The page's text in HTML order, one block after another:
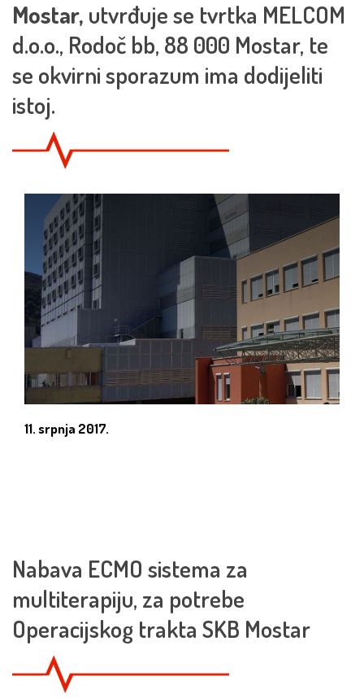
Mostar, utvrđuje se tvrtka MELCOM
d.o.o., Rodoč bb, 88 000 Mostar, te
se okvirni sporazum ima dodijeliti
istoj.
11. srpnja 2017.
Nabava ECMO sistema za
multiterapiju, za potrebe
Operacijskog trakta SKB Mostar